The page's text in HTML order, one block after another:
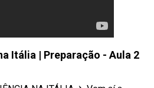
Itália | Preparação - Aula 2